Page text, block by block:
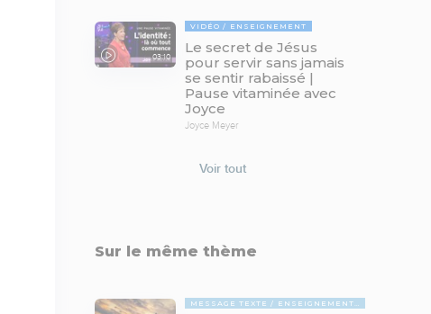
03:10
VIDÉO ENSEIGNEMENT
Le secret de Jésus
pour servir sans jamais
se sentir rabaissé |
Pause vitaminée avec
Joyce
Joyce Meyer
Voir tout
Sur le même thème
MESSAGE TEXTE ENSEIGNEMENTS BIBLIQUES